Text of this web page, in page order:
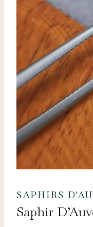
SAPHIRS
Saphir